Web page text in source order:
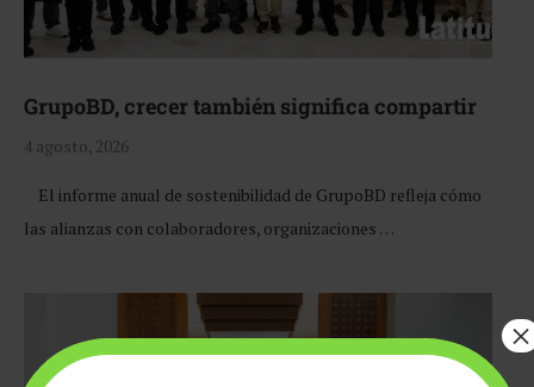
GrupoBD, crecer también significa compartir
4 agosto, 2026
El informe anual de sostenibilidad de GrupoBD refleja cómo
las alianzas con colaboradores, organizaciones …
×